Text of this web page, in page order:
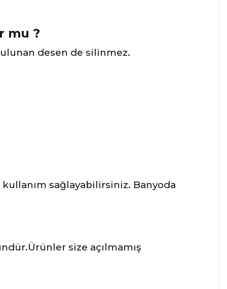
mu ?
desen de silinmez.
sağlayabilirsiniz. Banyoda
size açılmamış